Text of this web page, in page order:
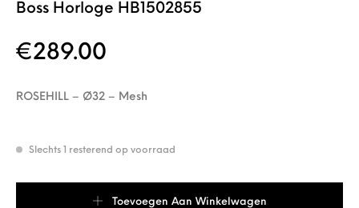
Boss Horloge HB1502855
€289.00
ROSEHILL – Ø32 – Mesh
Slechts 1 resterend op voorraad
Toevoegen Aan Winkelwagen